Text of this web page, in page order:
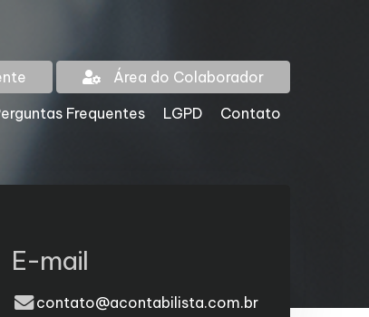
Área do Colaborador
Frequentes LGPD Contato
E-mail
contato@acontabilista.com.br